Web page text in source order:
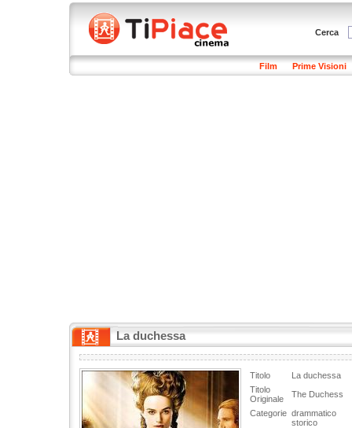
Cerca
Film Prime Visioni
La duchessa
Titolo
La duchessa
Titolo
Originale
The Duchess
Categorie drammatico
storico